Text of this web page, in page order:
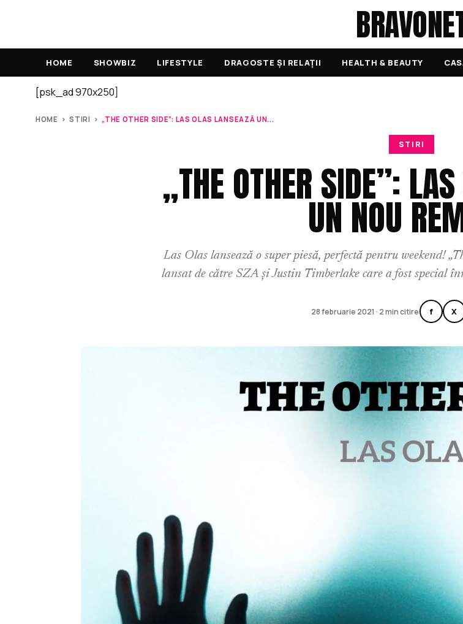
HOME SHOWBIZ LIFESTYLE DRAGOSTE ȘI RELAȚII HEALTH & BEAUTY
[psk_ad 970x250]
HOME ›STIRI ›„THE OTHER SIDE”: LAS OLAS LANSEAZĂ UN...
STIRI
„THE OTHER SIDE”:
UN NOU
Las Olas lansează o super piesă, perfectă pentru weekend!
lansat de către SZA și Justin Timberlake care a fost special
28 februarie 2021 · 2 min citire f X